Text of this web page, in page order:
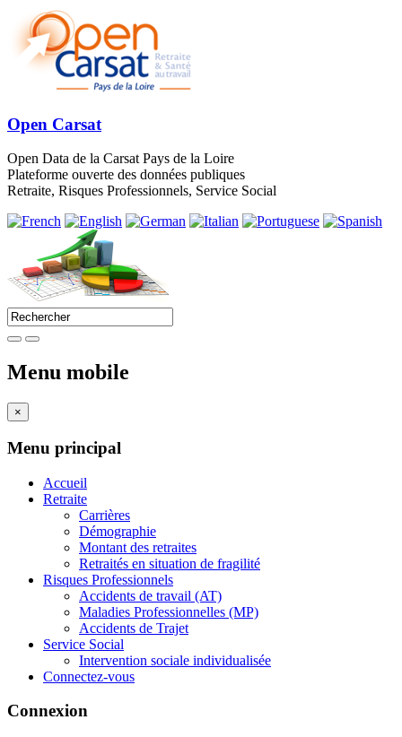
Open Carsat
Open Data de la Carsat Pays de la Loire
Plateforme ouverte des données publiques
Retraite, Risques Professionnels, Service Social
Menu mobile
×
Menu principal
Accueil
Retraite
Carrières
Démographie
Montant des retraites
Retraités en situation de fragilité
Risques Professionnels
Accidents de travail (AT)
Maladies Professionnelles (MP)
Accidents de Trajet
Service Social
Intervention sociale individualisée
Connectez-vous
Connexion